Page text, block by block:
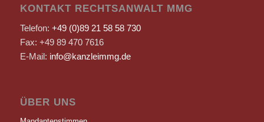
KONTAKT RECHTSANWALT MMG
Telefon: +49 (0)89 21 58 58 730
Fax: +49 89 470 7616
E-Mail: info@kanzleimmg.de
ÜBER UNS